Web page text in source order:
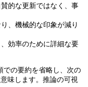
的な更新ではなく、事
、機械的な印象が減り
効率のために詳細な要
の要約を省略し、次の
味します。推論の可視